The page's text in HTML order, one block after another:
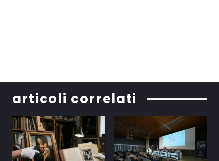
articoli correlati